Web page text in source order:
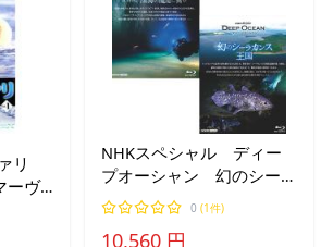
リ
ーヴ
NHKスペシャル ディー
プオーシャン 幻のシーラ
カンス王国・紅海 ブルー
レイセット
0 (1件)
10,560 円